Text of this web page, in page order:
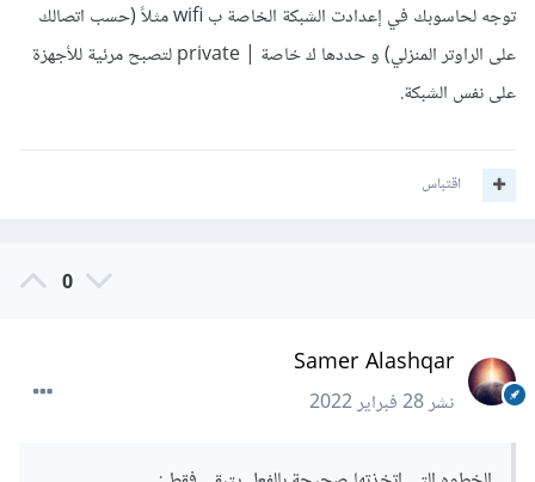
توجه لحاسوبك في إعدادت الشبكة الخاصة ب wifi مثلاً (حسب اتصالك
على الراوتر المنزلي) و حددها ك خاصة | private لتصبح مرئية للأجهزة
على نفس الشبكة.
اقتباس
0
Samer Alashqar
نشر28 فبراير 2022